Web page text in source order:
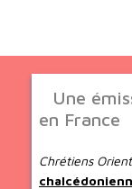
Une
en France
Chrétiens